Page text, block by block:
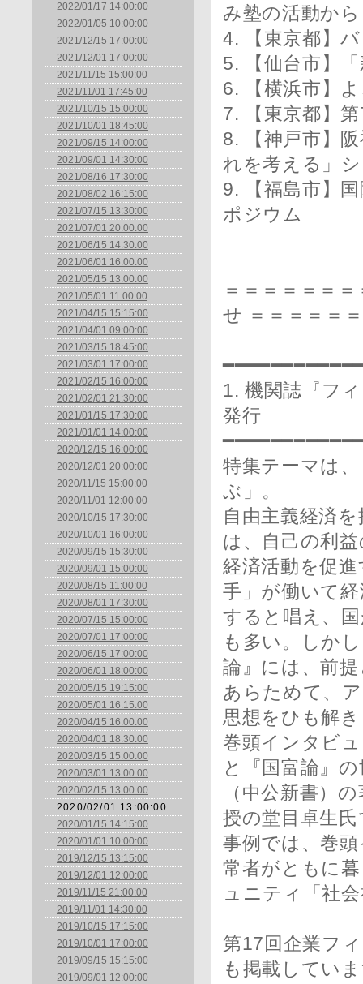
2022/01/17 14:00:00
2022/01/05 10:00:00
2021/12/15 17:00:00
2021/12/01 17:00:00
2021/11/15 15:00:00
2021/11/01 17:45:00
2021/10/15 15:00:00
2021/10/01 18:45:00
2021/09/15 14:00:00
2021/09/01 14:30:00
2021/08/16 17:30:00
2021/08/02 16:15:00
2021/07/15 13:30:00
2021/07/01 20:00:00
2021/06/15 14:30:00
2021/06/01 16:00:00
2021/05/15 13:00:00
2021/05/01 11:00:00
2021/04/15 15:15:00
2021/04/01 09:00:00
2021/03/15 18:45:00
2021/03/01 17:00:00
2021/02/15 16:00:00
2021/02/01 21:30:00
2021/01/15 17:30:00
2021/01/01 14:00:00
2020/12/15 16:00:00
2020/12/01 20:00:00
2020/11/15 15:00:00
2020/11/01 12:00:00
2020/10/15 17:30:00
2020/10/01 16:00:00
2020/09/15 15:30:00
2020/09/01 15:00:00
2020/08/15 11:00:00
2020/08/01 17:30:00
2020/07/15 15:00:00
2020/07/01 17:00:00
2020/06/15 17:00:00
2020/06/01 18:00:00
2020/05/15 19:15:00
2020/05/01 16:15:00
2020/04/15 16:00:00
2020/04/01 18:30:00
2020/03/15 15:00:00
2020/03/01 13:00:00
2020/02/15 13:00:00
2020/02/01 13:00:00
2020/01/15 14:15:00
2020/01/01 10:00:00
2019/12/15 13:15:00
2019/12/01 12:00:00
2019/11/15 21:00:00
2019/11/01 14:30:00
2019/10/15 17:15:00
2019/10/01 17:00:00
2019/09/15 15:15:00
2019/09/01 12:00:00
み塾の活動か
4. 【東京都】
5. 【仙台市】
6. 【横浜市】
7. 【東京都】
8. 【神戸市】
れを考える」
9. 【福島市】
ポジウム
＝＝＝＝＝＝
せ ＝＝＝＝＝
1. 機関誌『フ
発行
特集テーマは
ぶ」。
自由主義経済
は、自己の利
経済活動を促
手」が働いて
すると唱え、
も多い。しか
論』には、前
あらためて、
思想をひも解
巻頭インタビ
と『国富論』
（中公新書）
授の堂目卓生
事例では、巻
常者がともに
ュニティ「社
第17回企業フ
も掲載してい